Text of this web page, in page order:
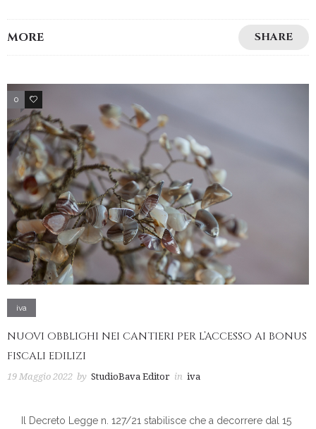
MORE SHARE
0 2
iva
NUOVI OBBLIGHI NEI CANTIERI PER L’ACCESSO AI BONUS
FISCALI EDILIZI
19 Maggio 2022 by StudioBava Editor in iva
Il Decreto Legge n. 127/21 stabilisce che a decorrere dal 15